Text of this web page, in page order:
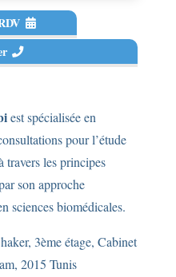
est spécialisée en
pour l’étude
travers les principes
son approche
sciences biomédicales.
3ème étage, Cabinet
2015 Tunis